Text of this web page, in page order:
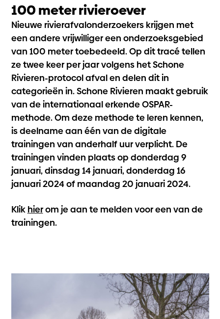
100 meter rivieroever
Nieuwe rivierafvalonderzoekers krijgen met
een andere vrijwilliger een onderzoeksgebied
van 100 meter toebedeeld. Op dit tracé tellen
ze twee keer per jaar volgens het Schone
Rivieren-protocol afval en delen dit in
categorieën in. Schone Rivieren maakt gebruik
van de internationaal erkende OSPAR-
methode. Om deze methode te leren kennen,
is deelname aan één van de digitale
trainingen van anderhalf uur verplicht. De
trainingen vinden plaats op donderdag 9
januari, dinsdag 14 januari, donderdag 16
januari 2024 of maandag 20 januari 2024.
Klik hierom je aan te melden voor een van de
trainingen.